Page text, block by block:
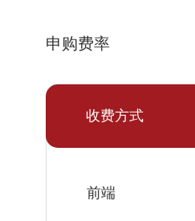
申购费率
收费方式
前端